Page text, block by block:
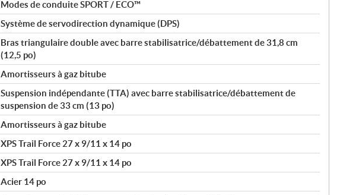
Modes de conduite SPORT / ECO™
Système de servodirection dynamique (DPS)
Bras triangulaire double avec barre stabilisatrice/débattement de 31,8 cm
(12,5 po)
Amortisseurs à gaz bitube
Suspension indépendante (TTA) avec barre stabilisatrice/débattement de
suspension de 33 cm (13 po)
Amortisseurs à gaz bitube
XPS Trail Force 27 x 9/11 x 14 po
XPS Trail Force 27 x 9/11 x 14 po
Acier 14 po